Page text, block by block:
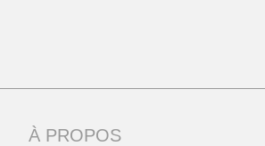
À PROPOS